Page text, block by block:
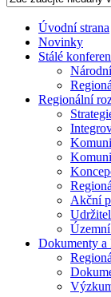
Úvodní strana
Novinky
Stálé
Regionální
Akční
Dokumenty